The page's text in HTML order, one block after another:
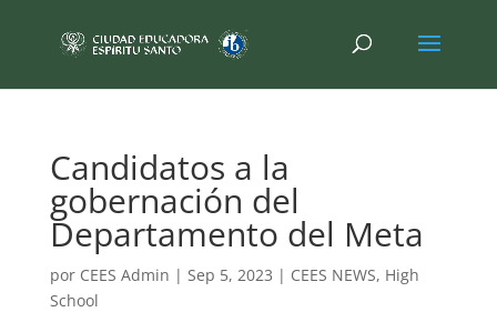
Candidatos a la
gobernación del
Departamento del Meta
por CEES Admin | Sep 5, 2023 | CEES NEWS, High
School